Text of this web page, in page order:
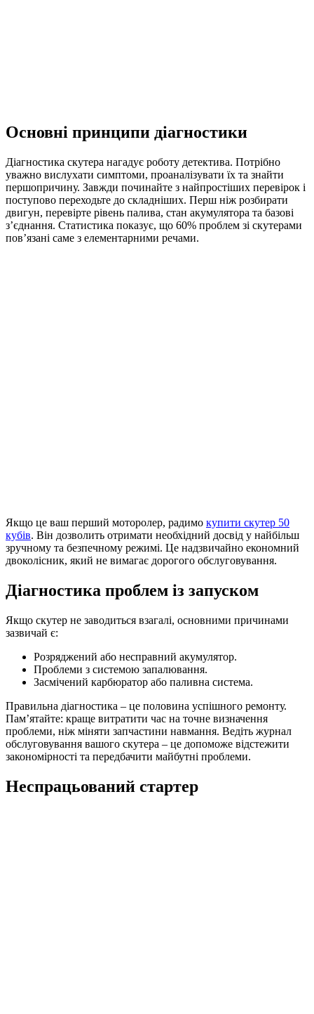
Основні принципи діагностики
Діагностика скутера нагадує роботу детектива. Потрібно
уважно вислухати симптоми, проаналізувати їх та знайти
першопричину. Завжди починайте з найпростіших перевірок і
поступово переходьте до складніших. Перш ніж розбирати
двигун, перевірте рівень палива, стан акумулятора та базові
з’єднання. Статистика показує, що 60% проблем зі скутерами
пов’язані саме з елементарними речами.
Якщо це ваш перший моторолер, радимо купити скутер 50
кубів. Він дозволить отримати необхідний досвід у найбільш
зручному та безпечному режимі. Це надзвичайно економний
двоколісник, який не вимагає дорогого обслуговування.
Діагностика проблем із запуском
Якщо скутер не заводиться взагалі, основними причинами
зазвичай є:
Розряджений або несправний акумулятор.
Проблеми з системою запалювання.
Засмічений карбюратор або паливна система.
Правильна діагностика – це половина успішного ремонту.
Пам’ятайте: краще витратити час на точне визначення
проблеми, ніж міняти запчастини навмання. Ведіть журнал
обслуговування вашого скутера – це допоможе відстежити
закономірності та передбачити майбутні проблеми.
Неспрацьований стартер